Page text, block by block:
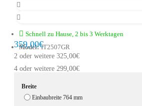
Schnell zu Hause, 2 bis 3 Werktagen
Model: IT2507GR
359,00€
2 oder weitere 325,00€
4 oder weitere 299,00€
Breite
Einbaubreite 764 mm